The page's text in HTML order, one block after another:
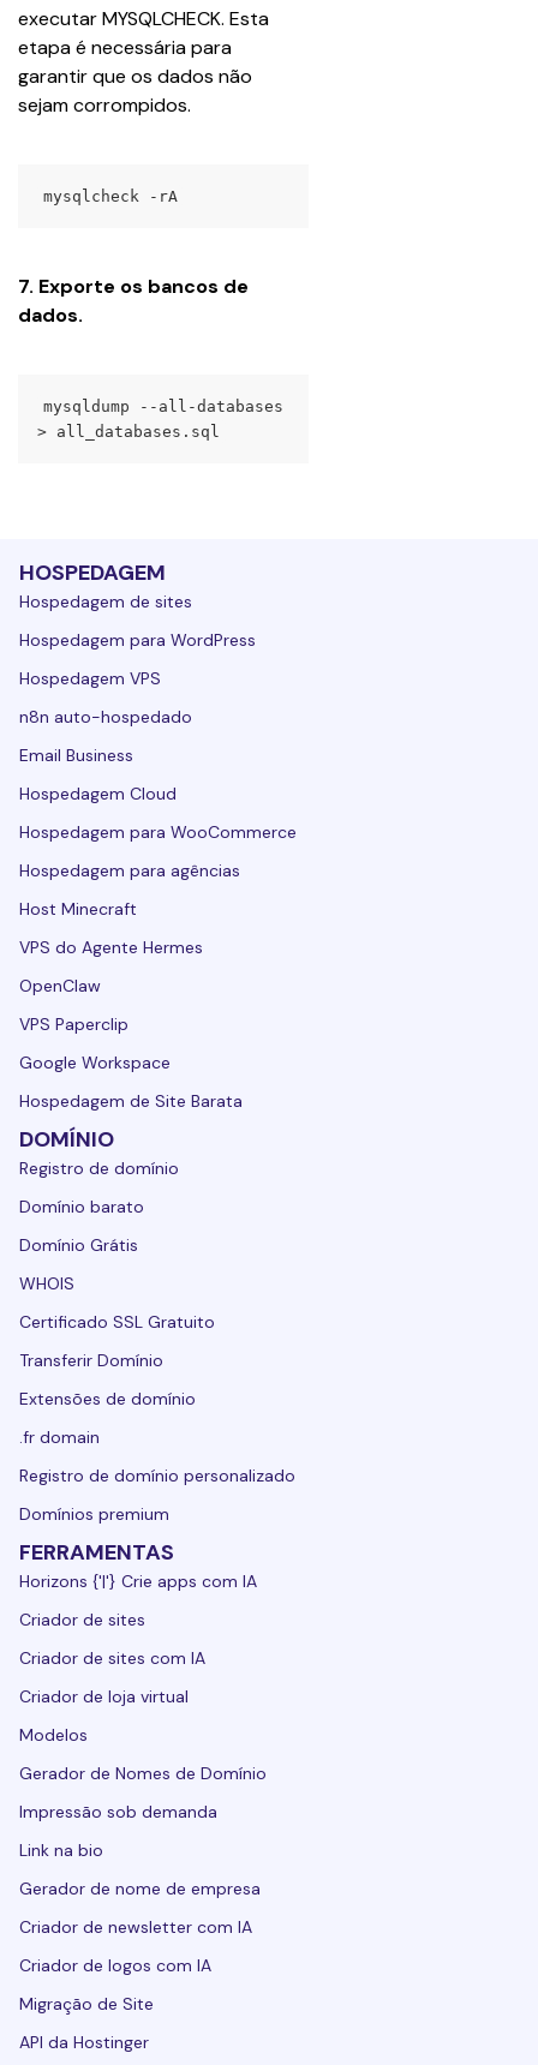
executar MYSQLCHECK. Esta
etapa é necessária para
garantir que os dados não
sejam corrompidos.
mysqlcheck -rA
7. Exporte os bancos de
dados.
mysqldump --all-databases
> all_databases.sql
HOSPEDAGEM
Hospedagem de sites
Hospedagem para WordPress
Hospedagem VPS
n8n auto-hospedado
Email Business
Hospedagem Cloud
Hospedagem para WooCommerce
Hospedagem para agências
Host Minecraft
VPS do Agente Hermes
OpenClaw
VPS Paperclip
Google Workspace
Hospedagem de Site Barata
DOMÍNIO
Registro de domínio
Domínio barato
Domínio Grátis
WHOIS
Certificado SSL Gratuito
Transferir Domínio
Extensões de domínio
.fr domain
Registro de domínio personalizado
Domínios premium
FERRAMENTAS
Horizons {'|'} Crie apps com IA
Criador de sites
Criador de sites com IA
Criador de loja virtual
Modelos
Gerador de Nomes de Domínio
Impressão sob demanda
Link na bio
Gerador de nome de empresa
Criador de newsletter com IA
Criador de logos com IA
Migração de Site
API da Hostinger